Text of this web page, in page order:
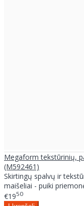
Megaform tekstūrinių,
(M592461)
Skirtingų spalvų ir
maišeliai - puiki
€1950